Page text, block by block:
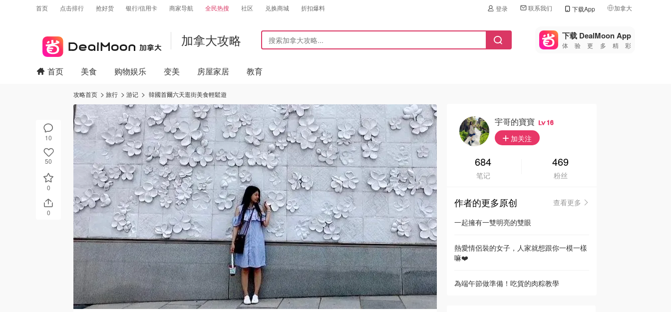
首页 点击排行 抢好货 银行/信用卡 商家导航 全民热搜 社区 兑换商城 折扣爆料 登录 联系我们 下载App 加拿大
🇺🇸
美国
🇨🇳中国
🇮🇹
🇦🇺
🇳🇿新西兰
加拿大攻略 下载 DealMoon App
体验更多精彩
10
50
0
0
首页 美食 购物娱乐 变美 房屋家居 教育
攻略首页 旅行 游记 韓國首爾六天逛街美食輕鬆遊
宇哥的寶寶 16
加关注
684
笔记
469
粉丝
作者的更多原创
查看更多
一起擁有一雙明亮的雙眼
熱愛情侶裝的女子，人家就想跟你一模一樣
嘛❤️
為端午節做準備！吃貨的肉粽教學